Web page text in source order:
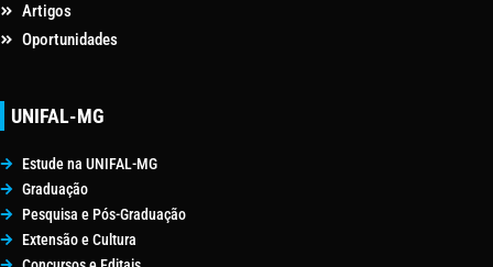
Artigos
Oportunidades
UNIFAL-MG
Estude na UNIFAL-MG
Graduação
Pesquisa e Pós-Graduação
Extensão e Cultura